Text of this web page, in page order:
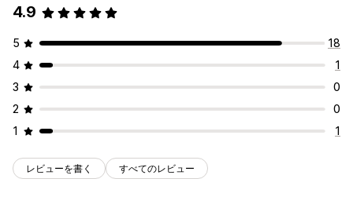
4.9
5
18
4
1
3
0
2
0
1
1
レビューを書く すべてのレビュー